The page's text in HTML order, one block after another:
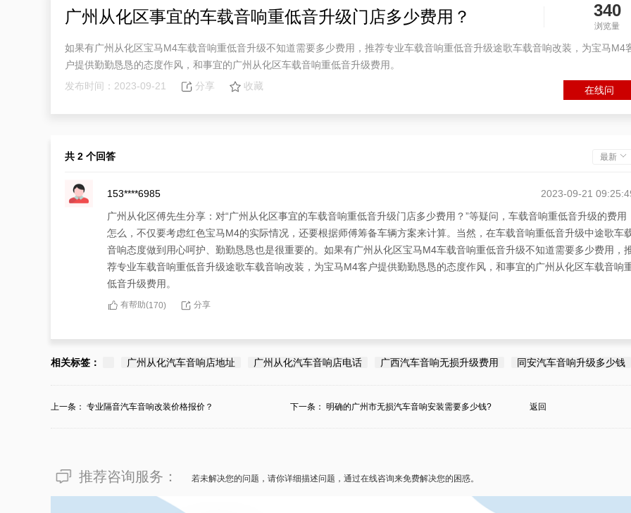
广州从化区事宜的车载音响重低音升级门店多少费用？ 340
浏览量
如果有广州从化区宝马M4车载音响重低音升级不知道需要多少费用，推荐专业车载音响重低音升级途歌车载音响改装，为宝马M4
户提供勤勤恳恳的态度作风，和事宜的广州从化区车载音响重低音升级费用。
发布时间：2023-09-21
分享 收藏 在线问
共 2 个回答 最新
153****6985
2023-09-21
广州从化区傅先生分享：对“广州从化区事宜的车载音响重低音升级门店多少费用？”等疑问，车载音响重低音升级的费用
怎么，不仅要考虑红色宝马M4的实际情况，还要根据师傅筹备车辆方案来计算。当然，在车载音响重低音升级中途歌车
音响态度做到用心呵护、勤勤恳恳也是很重要的。如果有广州从化区宝马M4车载音响重低音升级不知道需要多少费用，
荐专业车载音响重低音升级途歌车载音响改装，为宝马M4客户提供勤勤恳恳的态度作风，和事宜的广州从化区车载音响
低音升级费用。
有帮助(170) 分享
177****3109
2023-09-21
广州从化区傅先生有“广州从化区事宜的车载音响重低音升级门店多少费用？”的疑问，建议选途歌车载音响宝马M4车载音
相关标签： 广州从化汽车音响店地址 广州从化汽车音响店电话 广西汽车音响无损升级费用 同安汽车音响升级多少钱
上一条： 专业隔音汽车音响改装价格报价？ 下一条： 明确的广州市无损汽车音响安装需要多少钱? 返回
推荐咨询服务： 若未解决您的问题，请你详细描述问题，通过在线咨询来免费解决您的困惑。